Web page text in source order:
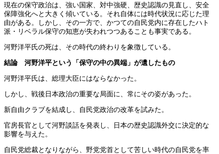
現在の保守政治は、強い国家、対中強硬、歴史認識の見直し、安全
保障強化へと大きく傾いている。それ自体には時代状況に応じた理
由がある。しかし、その一方で、かつての自民党内に存在したハト
派・リベラル保守の知恵が失われつつあることも事実である。
河野洋平氏の死は、その時代の終わりを象徴している。
結論 河野洋平という「保守の中の異端」が遺したもの
河野洋平氏は、総理大臣にはならなかった。
しかし、戦後日本政治の重要な局面に、常にその姿があった。
新自由クラブを結成し、自民党政治の改革を試みた。
官房長官として河野談話を発表し、日本の歴史認識外交に決定的な
影響を与えた。
自民党総裁となりながら、野党党首として苦しい時代の自民党を率